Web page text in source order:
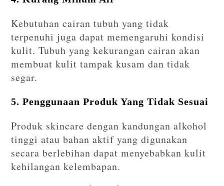
Kebutuhan cairan tubuh yang tidak
terpenuhi juga dapat memengaruhi kondisi
kulit. Tubuh yang kekurangan cairan akan
membuat kulit tampak kusam dan tidak
segar.
5. Penggunaan Produk Yang Tidak Sesuai
Produk skincare dengan kandungan alkohol
tinggi atau bahan aktif yang digunakan
secara berlebihan dapat menyebabkan kulit
kehilangan kelembapan.